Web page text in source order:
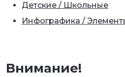
Детские / Школьные
Инфографика /
Внимание!